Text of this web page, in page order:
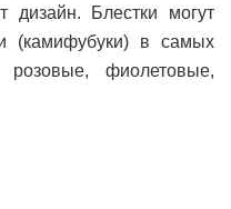
дизайн. Блестки могут
(камифубуки) в самых
розовые, фиолетовые,